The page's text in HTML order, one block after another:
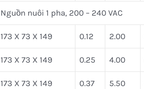
Nguồn nuôi 1 pha, 200 – 240 VAC
173 X 73 X 149 0.12 2.00
173 X 73 X 149 0.25 4.00
173 X 73 X 149 0.37 5.50